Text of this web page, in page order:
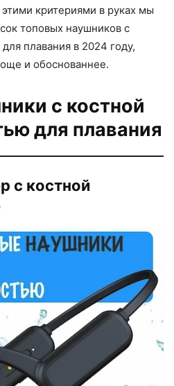
критериями в руках мы
топовых наушников с
плавания в 2024 году,
и обоснованнее.
с костной
для плавания
с костной